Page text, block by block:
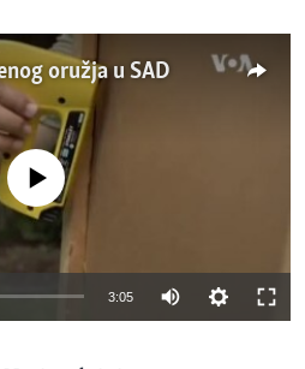
oružja u SAD
currently available
3:05